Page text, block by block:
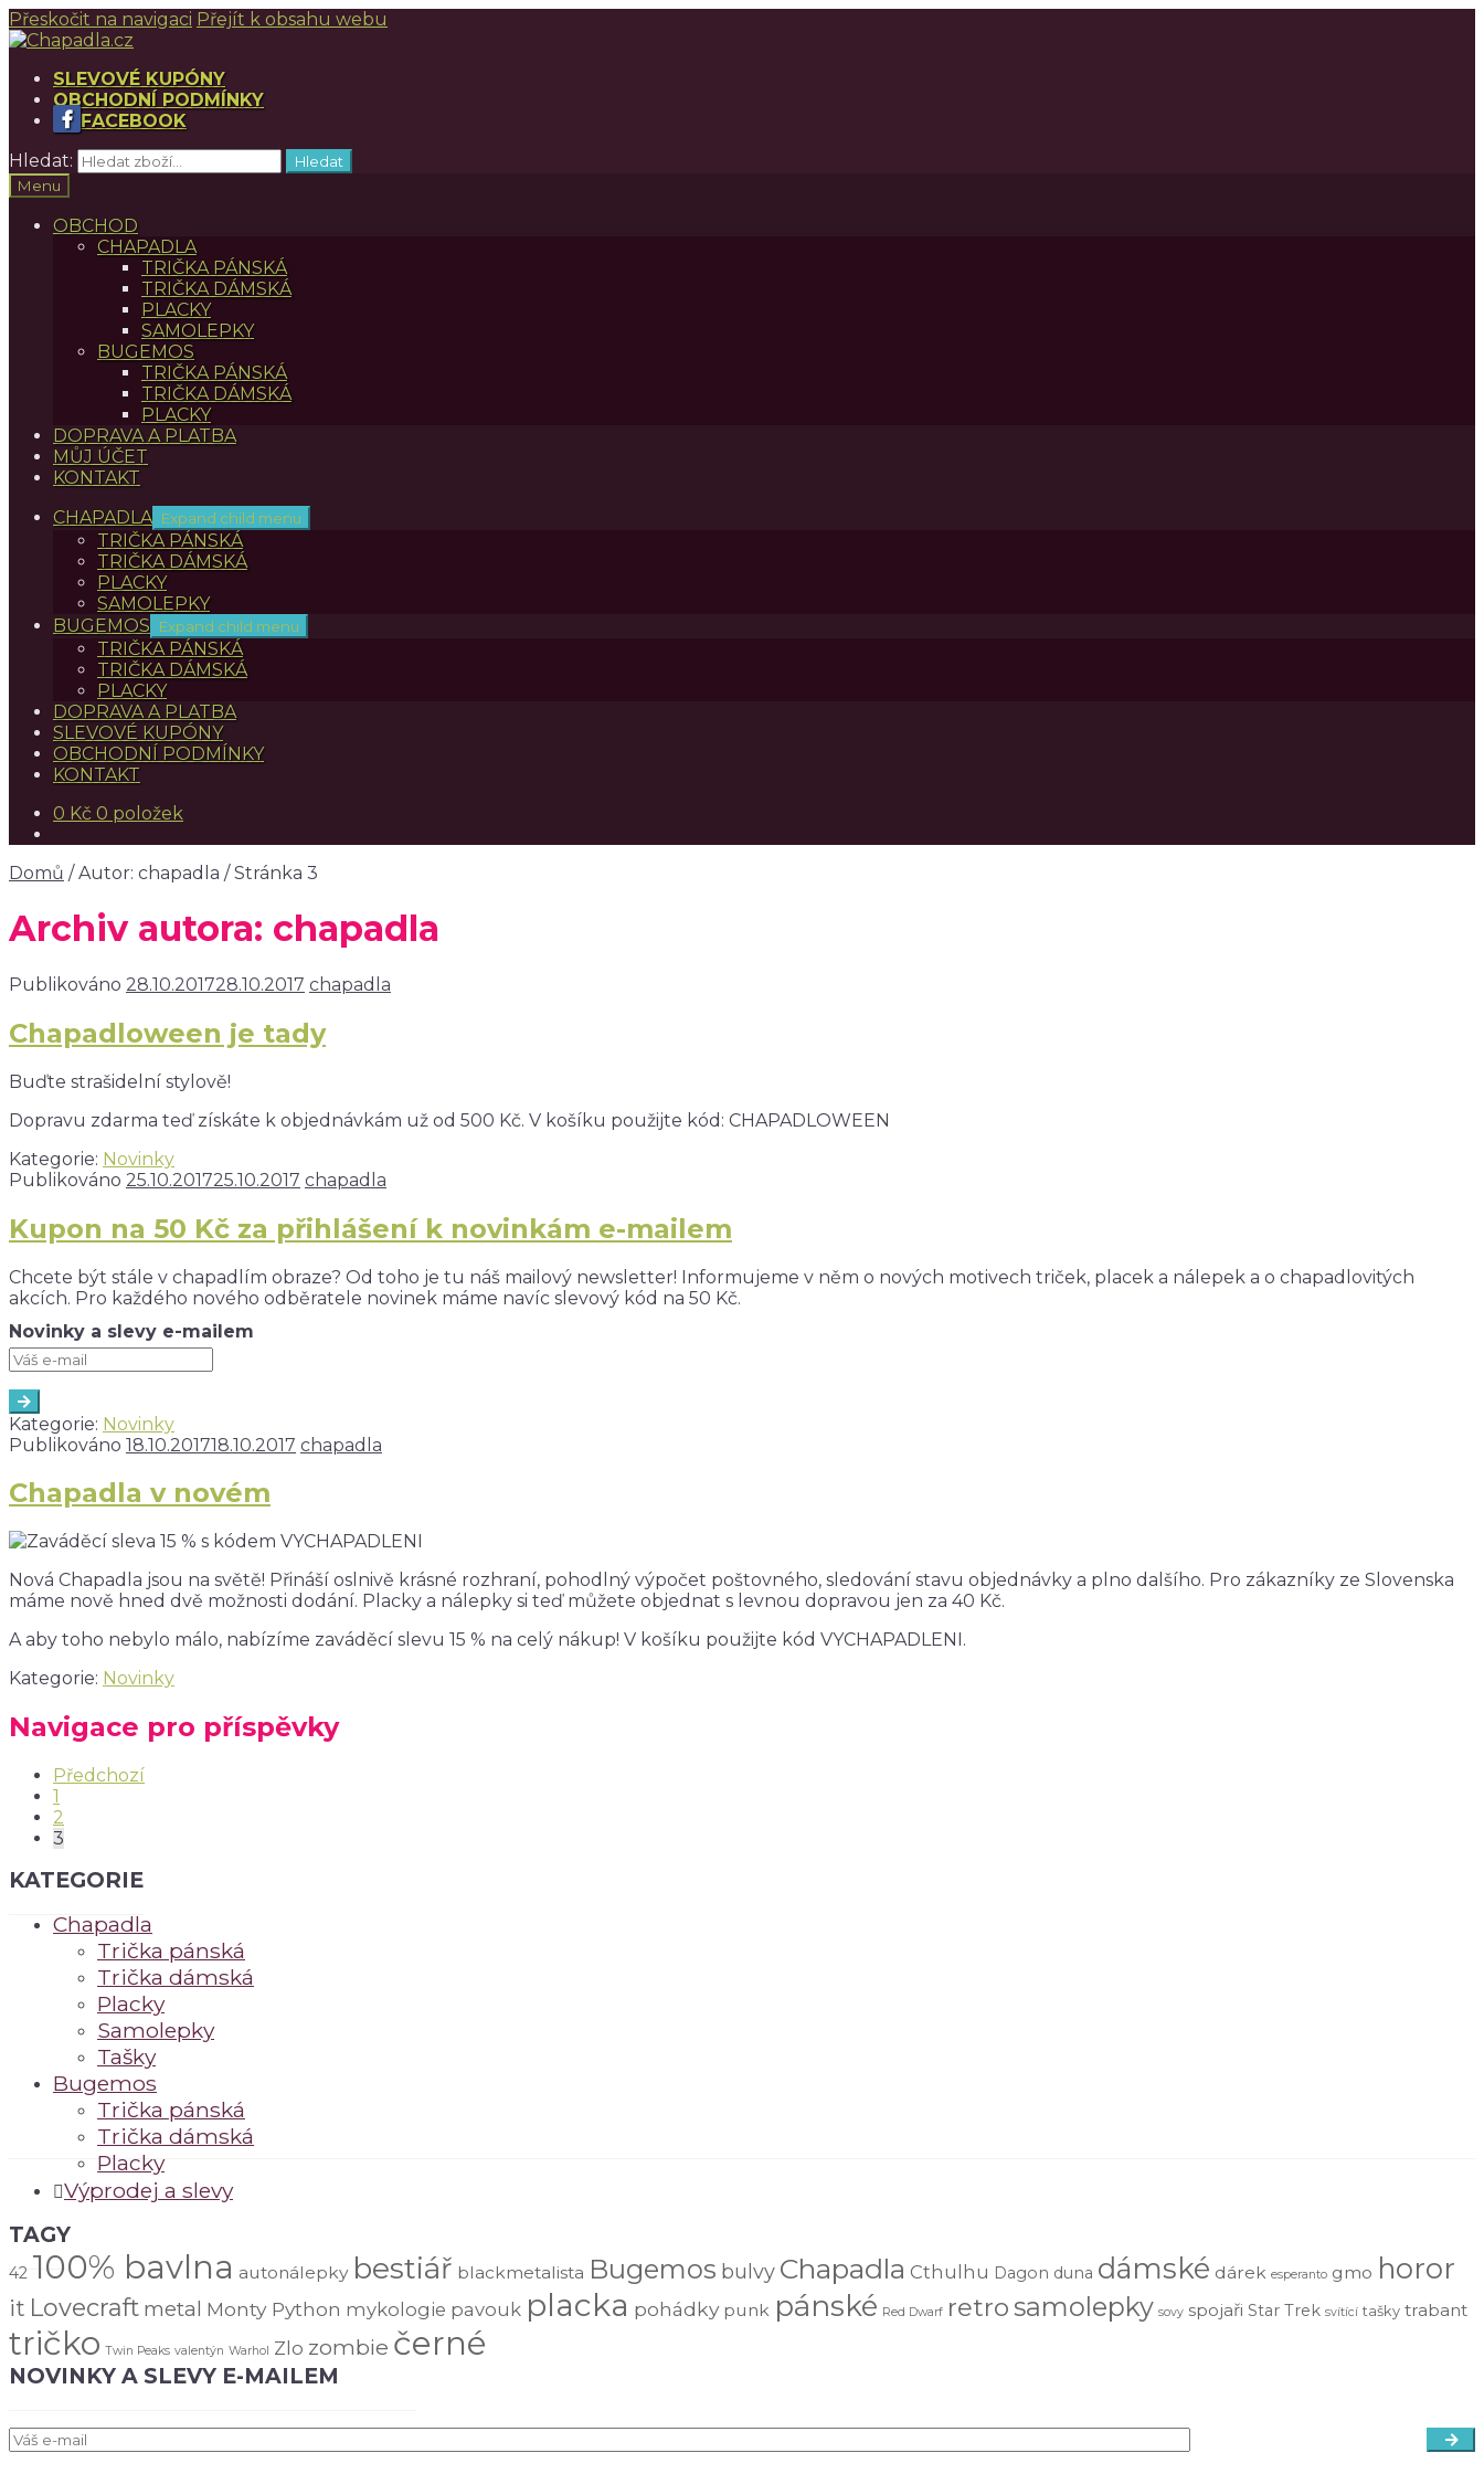
Přeskočit na navigaci Přejít k obsahu webu
SLEVOVÉ KUPÓNY
OBCHODNÍ PODMÍNKY
FACEBOOK
Hledat:
Hledat
Menu
OBCHOD
CHAPADLA
TRIČKA PÁNSKÁ
TRIČKA DÁMSKÁ
PLACKY
SAMOLEPKY
BUGEMOS
TRIČKA PÁNSKÁ
TRIČKA DÁMSKÁ
PLACKY
DOPRAVA A PLATBA
MŮJ ÚČET
KONTAKT
CHAPADLA Expand child menu
TRIČKA PÁNSKÁ
TRIČKA DÁMSKÁ
PLACKY
SAMOLEPKY
BUGEMOS
Expand child menu
TRIČKA PÁNSKÁ
TRIČKA DÁMSKÁ
PLACKY
DOPRAVA A PLATBA
SLEVOVÉ KUPÓNY
OBCHODNÍ PODMÍNKY
KONTAKT
0 Kč 0 položek
Domů /Autor: chapadla /Stránka 3
Archiv autora: chapadla
Publikováno 28.10.201728.10.2017 chapadla
Chapadloween je tady
Buďte strašidelní stylově!
Dopravu zdarma teď získáte k objednávkám už od 500 Kč. V košíku použijte kód: CHAPADLOWEEN
Kategorie: Novinky
Publikováno 25.10.201725.10.2017 chapadla
Kupon na 50 Kč za přihlášení k novinkám e-mailem
Chcete být stále v chapadlím obraze? Od toho je tu náš mailový newsletter! Informujeme v něm o nových motivech triček, placek a nálepek a o chapadlovitých
akcích. Pro každého nového odběratele novinek máme navíc slevový kód na 50 Kč.
Novinky a slevy e-mailem
Kategorie: Novinky
Publikováno 18.10.201718.10.2017 chapadla
Chapadla v novém
Nová Chapadla jsou na světě! Přináší oslnivě krásné rozhraní, pohodlný výpočet poštovného, sledování stavu objednávky a plno dalšího. Pro zákazníky ze Slovenska
máme nově hned dvě možnosti dodání. Placky a nálepky si teď můžete objednat s levnou dopravou jen za 40 Kč.
A aby toho nebylo málo, nabízíme zaváděcí slevu 15 % na celý nákup! V košíku použijte kód VYCHAPADLENI.
Kategorie: Novinky
Navigace pro příspěvky
Předchozí
1
2
3
KATEGORIE
Chapadla
Trička pánská
Trička dámská
Placky
Samolepky
Tašky
Bugemos
Trička pánská
Trička dámská
Placky
Výprodej a slevy
TAGY
42 100% bavlna autonálepky bestiář blackmetalista Bugemos bulvy Chapadla Cthulhu Dagon duna dámské dárek esperanto gmo horor
it Lovecraft metal Monty Python mykologie pavouk placka pohádky punk pánské Red Dwarf retrosamolepky sovy spojaři Star Trek svítící tašky trabant
tričko Twin Peaks valentýn Warhol Zlo zombie černé
NOVINKY A SLEVY E-MAILEM